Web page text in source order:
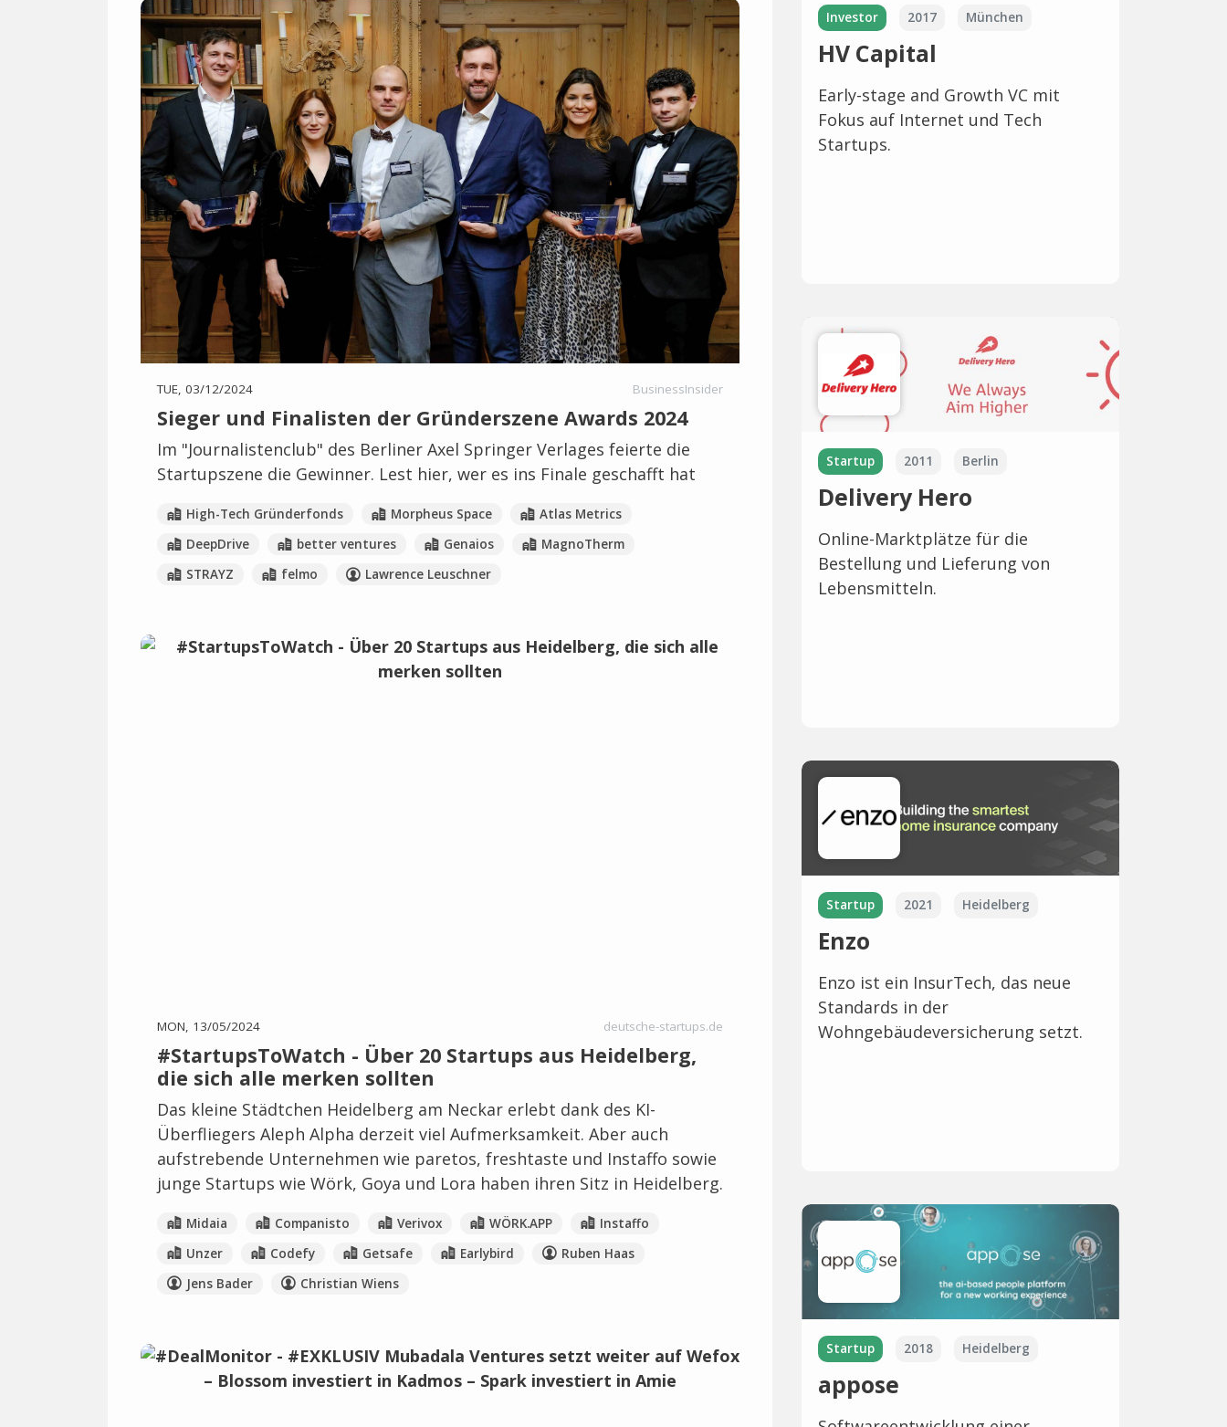
TUE, 03/12/2024 BusinessInsider
Sieger und Finalisten der Gründerszene Awards 2024
Im "Journalistenclub" des Berliner Axel Springer Verlages feierte die
Startupszene die Gewinner. Lest hier, wer es ins Finale geschafft hat
High-Tech Gründerfonds Morpheus Space
Atlas Metrics
DeepDrive
better ventures Genaios
MagnoTherm
STRAYZ
felmo Lawrence Leuschner
MON, 13/05/2024 deutsche-startups.de
#StartupsToWatch - Über 20 Startups aus Heidelberg,
die sich alle merken sollten
Das kleine Städtchen Heidelberg am Neckar erlebt dank des KI-
Überfliegers Aleph Alpha derzeit viel Aufmerksamkeit. Aber auch
aufstrebende Unternehmen wie paretos, freshtaste und Instaffo sowie
junge Startups wie Wörk, Goya und Lora haben ihren Sitz in Heidelberg.
Midaia Companisto Verivox WÖRK.APP
Instaffo
Unzer
Codefy Getsafe Earlybird
Ruben Haas
Jens Bader
Christian Wiens
Investor 2017 München
HV Capital
Early-stage and Growth VC mit
Fokus auf Internet und Tech
Startups.
Startup 2011 Berlin
Delivery Hero
Online-Marktplätze für die
Bestellung und Lieferung von
Lebensmitteln.
Startup 2021 Heidelberg
Enzo
Enzo ist ein InsurTech, das neue
Standards in der
Wohngebäudeversicherung setzt.
Startup 2018 Heidelberg
appose